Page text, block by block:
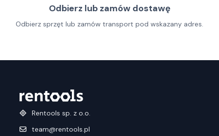
Odbierz lub zamów dostawę
Odbierz sprzęt lub zamów transport pod wskazany adres.
Rentools sp. z o.o.
team@rentools.pl